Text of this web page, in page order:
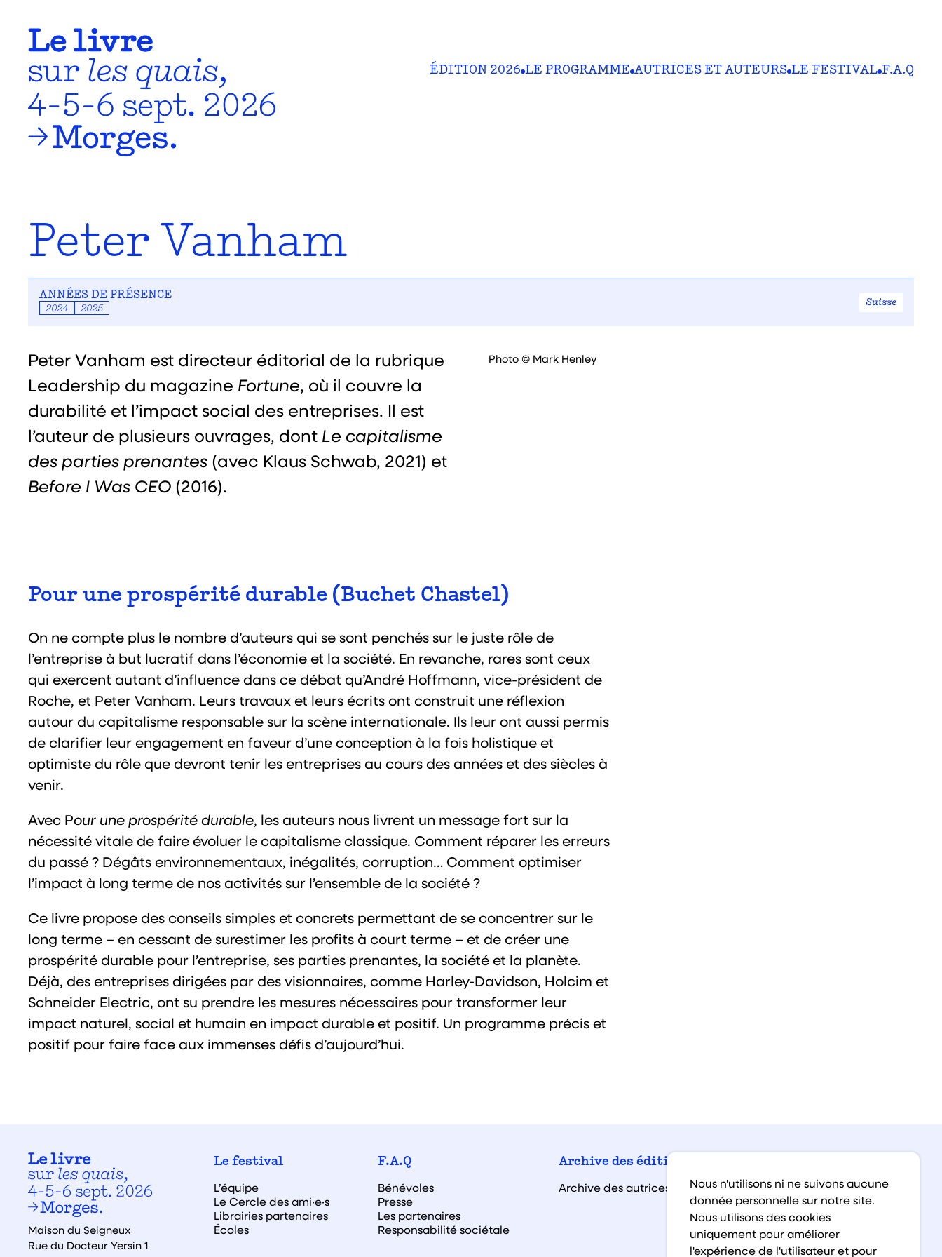
ÉDITION 2026 LE PROGRAMME AUTRICES ET AUTEURS LE FESTIVAL F.A.Q
Peter Vanham
ANNÉES DE PRÉSENCE
2024 2025
Suisse
Photo © Mark Henley
Peter Vanham est directeur éditorial de la rubrique
Leadership du magazine Fortune, où il couvre la
durabilité et l’impact social des entreprises. Il est
l’auteur de plusieurs ouvrages, dont Le capitalisme
des parties prenantes (avec Klaus Schwab, 2021) et
Before I Was CEO (2016).
Pour une prospérité durable (Buchet Chastel)
On ne compte plus le nombre d’auteurs qui se sont penchés sur le juste rôle de
l’entreprise à but lucratif dans l’économie et la société. En revanche, rares sont ceux
qui exercent autant d’influence dans ce débat qu’André Hoffmann, vice-président de
Roche, et Peter Vanham. Leurs travaux et leurs écrits ont construit une réflexion
autour du capitalisme responsable sur la scène internationale. Ils leur ont aussi permis
de clarifier leur engagement en faveur d’une conception à la fois holistique et
optimiste du rôle que devront tenir les entreprises au cours des années et des siècles à
venir.
Avec Pour une prospérité durable, les auteurs nous livrent un message fort sur la
nécessité vitale de faire évoluer le capitalisme classique. Comment réparer les erreurs
du passé ? Dégâts environnementaux, inégalités, corruption… Comment optimiser
l’impact à long terme de nos activités sur l’ensemble de la société ?
Ce livre propose des conseils simples et concrets permettant de se concentrer sur le
long terme – en cessant de surestimer les profits à court terme – et de créer une
prospérité durable pour l’entreprise, ses parties prenantes, la société et la planète.
Déjà, des entreprises dirigées par des visionnaires, comme Harley-Davidson, Holcim et
Schneider Electric, ont su prendre les mesures nécessaires pour transformer leur
impact naturel, social et humain en impact durable et positif. Un programme précis et
positif pour faire face aux immenses défis d’aujourd’hui.
Maison du Seigneux
Rue du Docteur Yersin 1
Le festival
L’équipe
Le Cercle des ami·e·s
Librairies partenaires
Écoles
F.A.Q
Bénévoles
Presse
Les partenaires
Responsabilité sociétale
Archive des éditions
Archive des autrices et auteurs
Facebook
Nous n'utilisons ni ne suivons aucune
donnée personnelle sur notre site.
Nous utilisons des cookies
uniquement pour améliorer
l'expérience de l'utilisateur et pour